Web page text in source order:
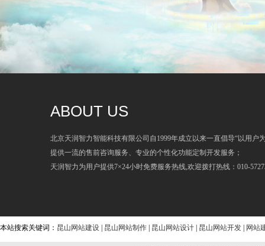
ABOUT US
北京天润智力智能科技有限公司自1999年成立以来一直倡导“以用户
提供一流的售前咨询服务、专业的个性化功能定制开发服务；
天润智力为用户提供7×24小时免费服务热线,欢迎拨打热线：010-
本站搜索关键词： 昆山网站建设 昆山网站制作 昆山网站设计 昆山网站开发 网站